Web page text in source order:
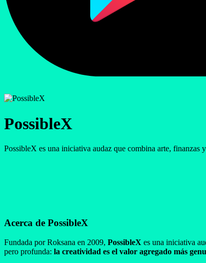
PossibleX
PossibleX es una iniciativa audaz que combina arte,
Acerca de PossibleX
Fundada por Roksana en 2009, PossibleX es una iniciativa
pero profunda: la creatividad es el valor agregado más